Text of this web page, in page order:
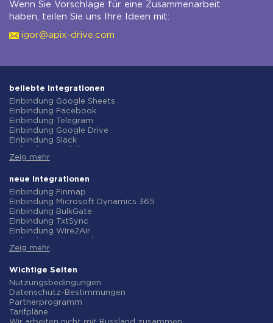
Wenn Sie Vorschläge für eine Zusammenarbeit
haben, teilen Sie uns Ihre Ideen mit:
igor@apix-drive.com
beliebte Integrationen
Einbindung Google Sheets
Einbindung Facebook
Einbindung Telegram
Einbindung Google Drive
Einbindung Slack
Einbindung Gmail
Einbindung ClickUp
Einbindung Airtable
Einbindung Google Contacts
Einbindung OpenAI (ChatGPT)
Einbindung Instagram
Einbindung ActiveCampaign
Einbindung Typeform
Einbindung Salesforce CRM
Einbindung Notion
Einbindung AWeber
Einbindung Asana
Einbindung ZOHO CRM
Einbindung Webhooks
Zeig mehr
neue Integrationen
Einbindung Finmap
Einbindung Microsoft Dynamics 365
Einbindung BulkGate
Einbindung TxtSync
Einbindung Wire2Air
Einbindung Infobip
Einbindung AtomPark
Einbindung TXTImpact
Einbindung Campaign Monitor
Einbindung CM.com
Einbindung D7 Networks
Einbindung SMS.to
Zeig mehr
Wichtige Seiten
Nutzungsbedingungen
Datenschutz-Bestimmungen
Partnerprogramm
Tarifpläne